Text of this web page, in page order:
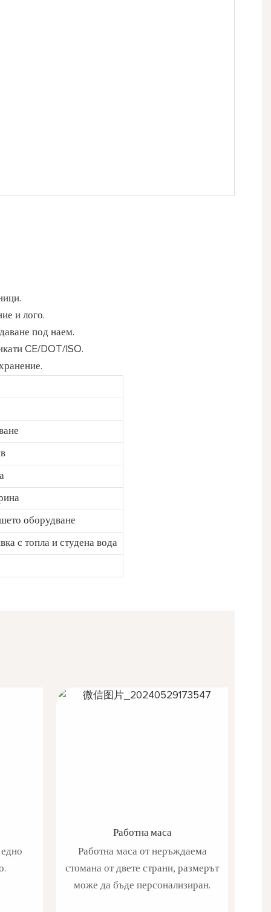
и лого.
под наем.
CE/DOT/ISO.
оборудване
с топла и студена вода
Работна маса
Работна маса от неръждаема
стомана от двете страни, размерът
може да бъде персонализиран.